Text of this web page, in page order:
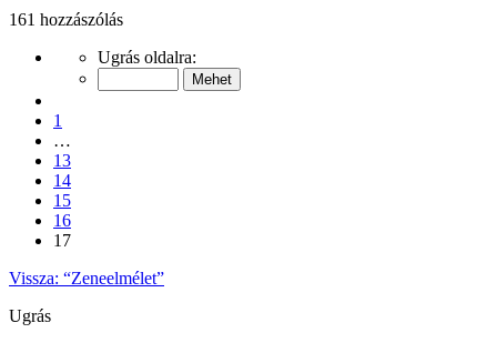
161 hozzászólás
Oldal:
17
Ugrás oldalra:
1
…
13
14
15
16
17
Vissza: “Zeneelmélet”
Ugrás